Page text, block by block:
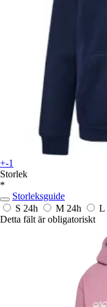
+-1
Storlek
*
Storleksguide
S 24h M 24h L
Detta fält är obligatoriskt